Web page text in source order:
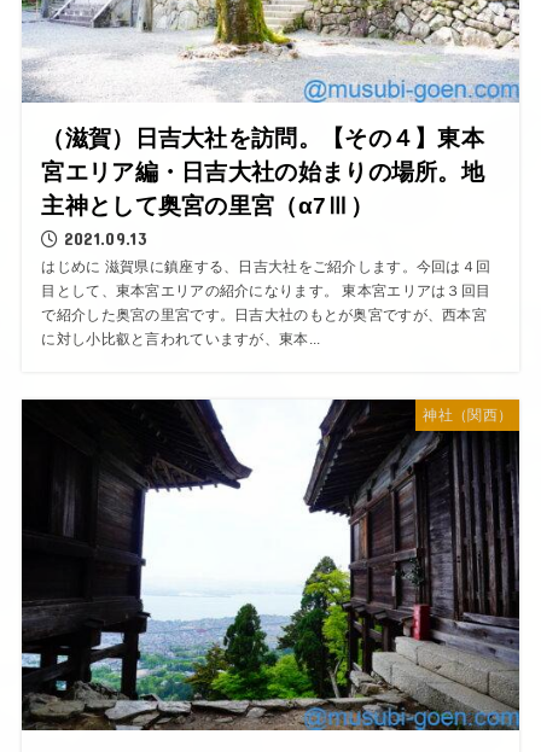
（滋賀）日吉大社を訪問。【その４】東本
宮エリア編・日吉大社の始まりの場所。地
主神として奥宮の里宮（α7Ⅲ）
2021.09.13
はじめに 滋賀県に鎮座する、日吉大社をご紹介します。今回は４回
目として、東本宮エリアの紹介になります。 東本宮エリアは３回目
で紹介した奥宮の里宮です。日吉大社のもとが奥宮ですが、西本宮
に対し小比叡と言われていますが、東本...
神社（関西）